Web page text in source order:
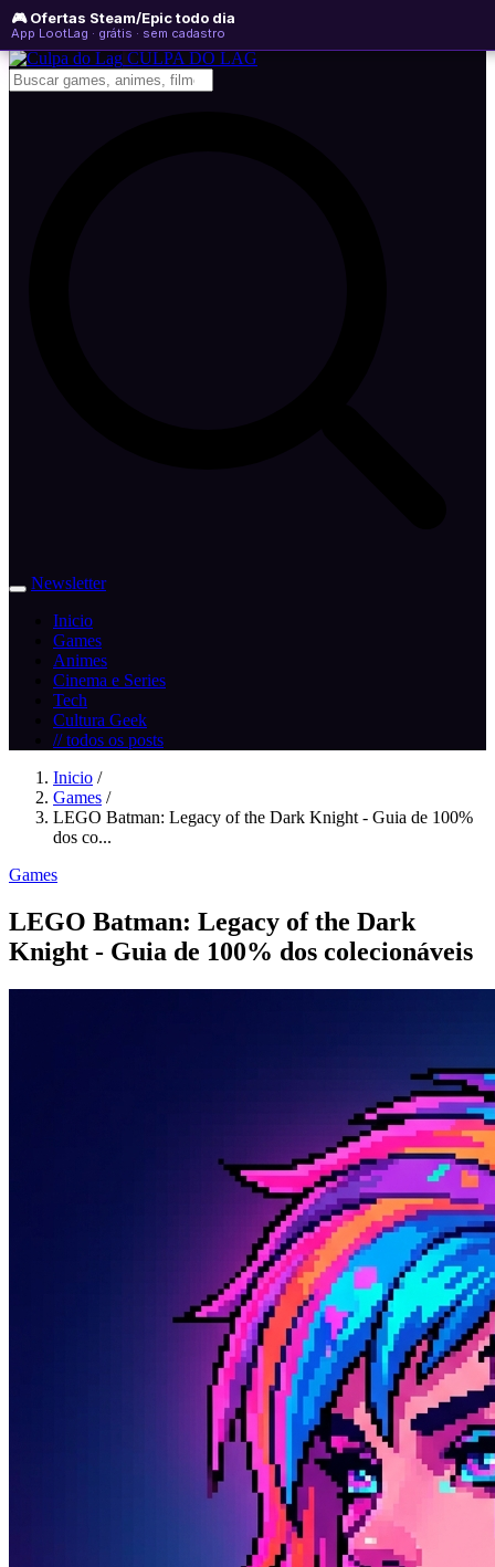
🎮 Ofertas Steam/Epic todo dia
App LootLag · grátis · sem cadastro
quinta-feira, 06 de agosto de 2026
Newsletter
CULPA DO LAG
Newsletter
Inicio
Games
Animes
Cinema e Series
Tech
Cultura Geek
// todos os posts
Inicio /
Games /
LEGO Batman: Legacy of the Dark Knight - Guia de 100%
dos co...
Games
LEGO Batman: Legacy of the Dark
Knight - Guia de 100% dos colecionáveis